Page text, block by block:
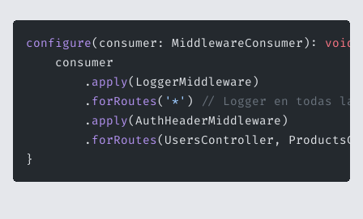
configure(consumer: MiddlewareConsumer): void
    consumer
        .
apply(LoggerMiddleware)
        .
forRoutes( '*' )
// Logger en todas
        .
apply(AuthHeaderMiddleware)
        .
forRoutes(UsersController,
}